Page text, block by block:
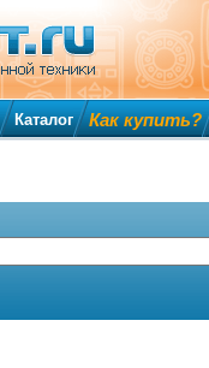
Каталог Как купить?